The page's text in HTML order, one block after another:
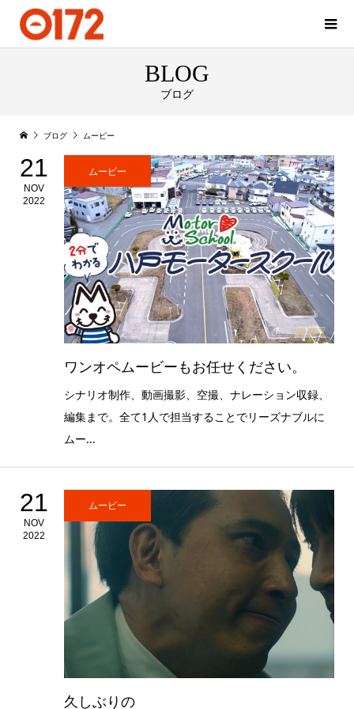
BLOG
ブログ
ブログ ムービー
21
NOV
2022
ムービー
ワンオペムービーもお任せください。
シナリオ制作、動画撮影、空撮、ナレーション収録、
編集まで。全て1人で担当することでリーズナブルに
ムー...
21
NOV
2022
ムービー
久しぶりの